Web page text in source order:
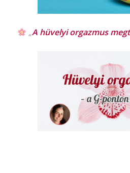
„A hüvelyi orgazmus